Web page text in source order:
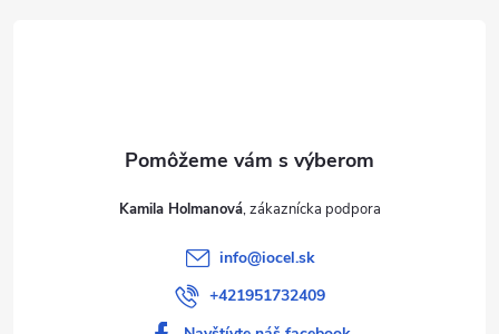
Kamila Holmanová
info@iocel.sk
+421951732409